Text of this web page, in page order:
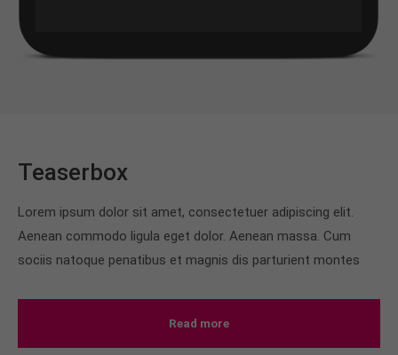
Teaserbox
Lorem ipsum dolor sit amet, consectetuer adipiscing elit.
Aenean commodo ligula eget dolor. Aenean massa. Cum
sociis natoque penatibus et magnis dis parturient montes
Read more